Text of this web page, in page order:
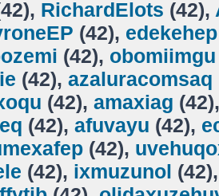
RichardElots (42),
(42), edekehep
(42), obomiimgu
(42), azaluracomsaq
(42), amaxiag
(42), afuvayu (42),
(42),
(42), ixmuzunol